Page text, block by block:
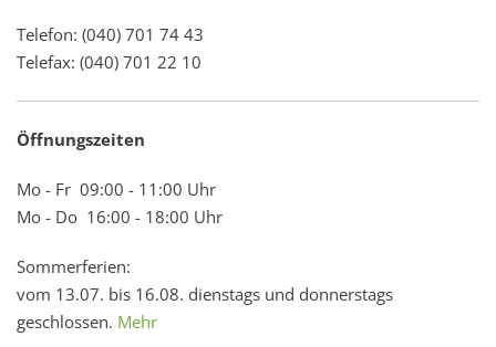
Telefon: (040) 701 74 43
Telefax: (040) 701 22 10
Öffnungszeiten
Mo - Fr 09:00 - 11:00 Uhr
Mo - Do 16:00 - 18:00 Uhr
Sommerferien:
vom 13.07. bis 16.08. dienstags und donnerstags
geschlossen. Mehr